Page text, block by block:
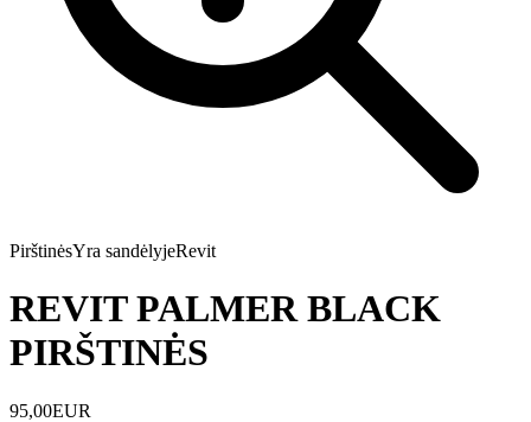
PirštinėsYra sandėlyjeRevit
REVIT PALMER BLACK
PIRŠTINĖS
95,00EUR